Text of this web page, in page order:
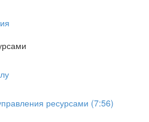
ресурсами (7:56)